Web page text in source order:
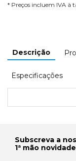
* Preços incluem IVA à
Descrição
Especificações
Subscreva a
1ª mão